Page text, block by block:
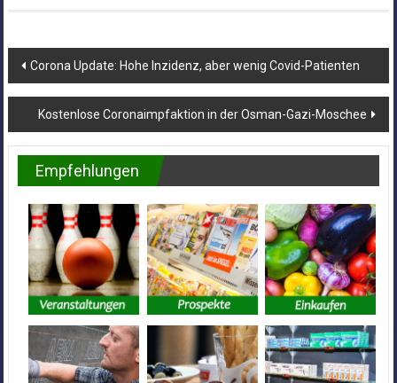
Beitragsnavigation
Corona Update: Hohe Inzidenz, aber wenig Covid-Patienten
Kostenlose Coronaimpfaktion in der Osman-Gazi-Moschee
Empfehlungen